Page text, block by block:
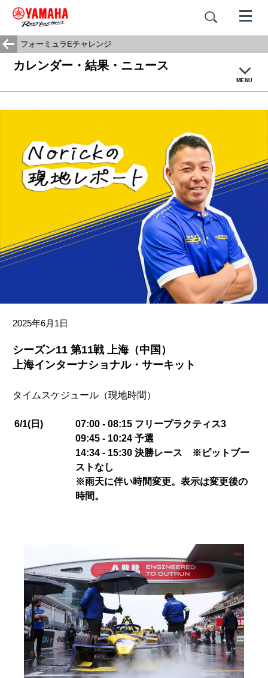
フォーミュラEチャレンジ
カレンダー・結果・ニュース
MENU
マシン紹介
チーム・ドライバー紹介
カレンダー・結果・ニュース
フォトギャラリー
2025年6月1日
シーズン11 第11戦 上海（中国）
上海インターナショナル・サーキット
タイムスケジュール（現地時間）
6/1(日)
07:00 - 08:15 フリープラクティス3
09:45 - 10:24 予選
14:34 - 15:30 決勝レース ※ピットブー
ストなし
※雨天に伴い時間変更。表示は変更後の
時間。